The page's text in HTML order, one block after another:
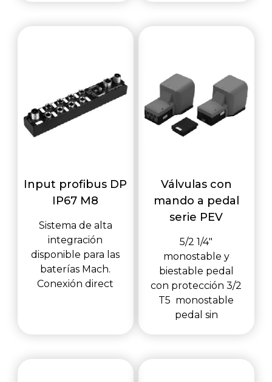
Input profibus DP
IP67 M8
Sistema de alta
integración
disponible para las
baterías Mach.
Conexión direct
Válvulas con
mando a pedal
serie PEV
5/2 1/4"
monostable y
biestable pedal
con protección 3/2
T5 monostable
pedal sin